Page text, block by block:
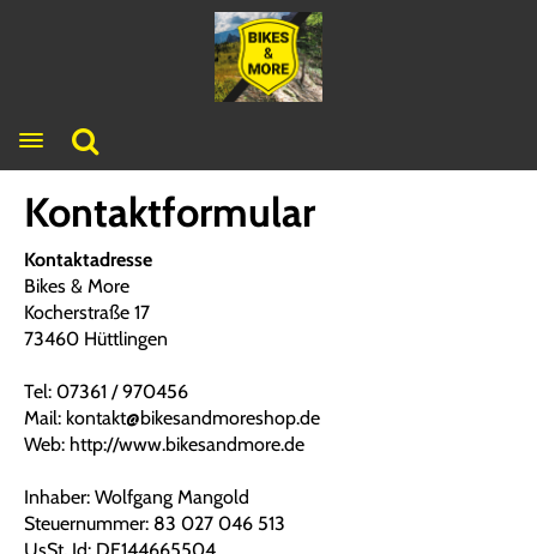
Toggle navigation
Kontaktformular
Kontaktadresse
Bikes & More
Kocherstraße 17
73460 Hüttlingen
Tel: 07361 / 970456
Mail: kontakt@bikesandmoreshop.de
Web: http://www.bikesandmore.de
Inhaber: Wolfgang Mangold
Steuernummer: 83 027 046 513